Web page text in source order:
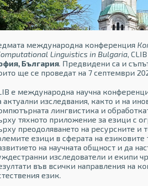
международна конференция
Linguistics in Bulgaria,
България. Предвидени са и
ще се проведат на 7 септември
е международна научна
актуални изследвания, както и на
лингвистика и
тяхното приложение за езици с
преодоляването на ресурсните
езици в сферата на
на научната общност и да
изследователи и екипи
във всички направления на
език.